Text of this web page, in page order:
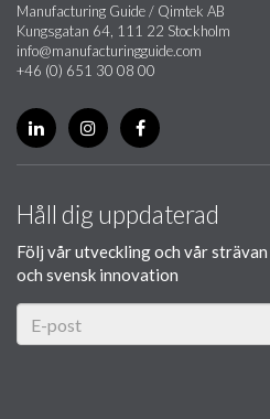
Manufacturing Guide / Qimtek AB
Kungsgatan 64, 111 22 Stockholm
info@manufacturingguide.com
+46 (0) 651 30 08 00
Håll dig uppdaterad
Följ vår utveckling och vår
och svensk innovation